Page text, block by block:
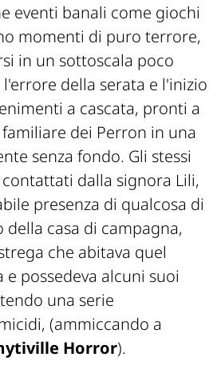
eventi banali come giochi
momenti di puro terrore,
in un sottoscala poco
della serata e l'inizio
a cascata, pronti a
dei Perron in una
senza fondo. Gli stessi
dalla signora Lili,
presenza di qualcosa di
casa di campagna,
che abitava quel
possedeva alcuni suoi
una serie
(ammiccando a
Horror).